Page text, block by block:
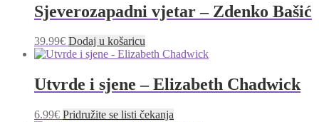
Sjeverozapadni vjetar – Zdenko Bašić
39.99€ Dodaj u košaricu
Utvrde i sjene – Elizabeth Chadwick
6.99€ Pridružite se listi čekanja